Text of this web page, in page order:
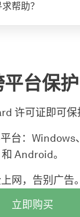
帮助？
平台保护
许可证即可保
台：Windows
和 Android。
网，告别广告。
立即购买